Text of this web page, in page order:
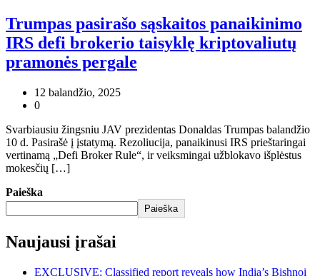
Trumpas pasirašo sąskaitos panaikinimo
IRS defi brokerio taisyklę kriptovaliutų
pramonės pergale
12 balandžio, 2025
0
Svarbiausiu žingsniu JAV prezidentas Donaldas Trumpas balandžio
10 d. Pasirašė į įstatymą. Rezoliucija, panaikinusi IRS prieštaringai
vertinamą „Defi Broker Rule“, ir veiksmingai užblokavo išplėstus
mokesčių […]
Paieška
Paieška
Naujausi įrašai
EXCLUSIVE: Classified report reveals how India’s Bishnoi